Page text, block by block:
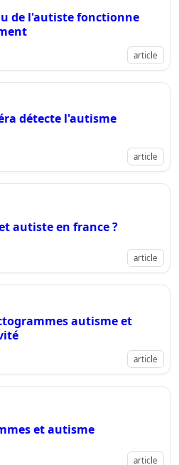
de l'autiste fonctionne
article
détecte l'autisme
article
autiste en france ?
article
autisme et
article
et autisme
article